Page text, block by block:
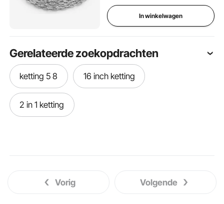
In winkelwagen
Gerelateerde zoekopdrachten
ketting 5 8 16 inch ketting
2 in 1 ketting
Vorig Volgende